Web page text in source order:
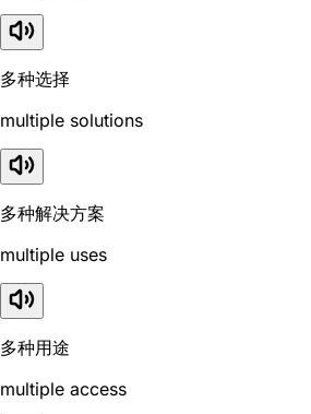
多种选择
multiple solutions
多种解决方案
multiple uses
多种用途
multiple access